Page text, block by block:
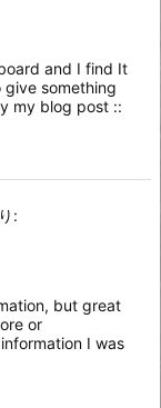
and I find It
give something
my blog post ::
:
but great
or
I was